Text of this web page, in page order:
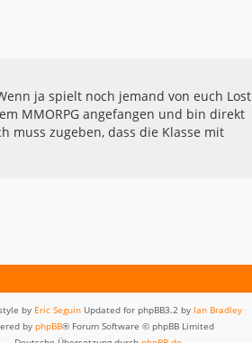
ja spielt noch jemand von euch Lost
MMORPG angefangen und bin direkt
muss zugeben, dass die Klasse mit
by Eric Seguin Updated for phpBB3.2 by Ian Bradley
by phpBB® Forum Software © phpBB Limited